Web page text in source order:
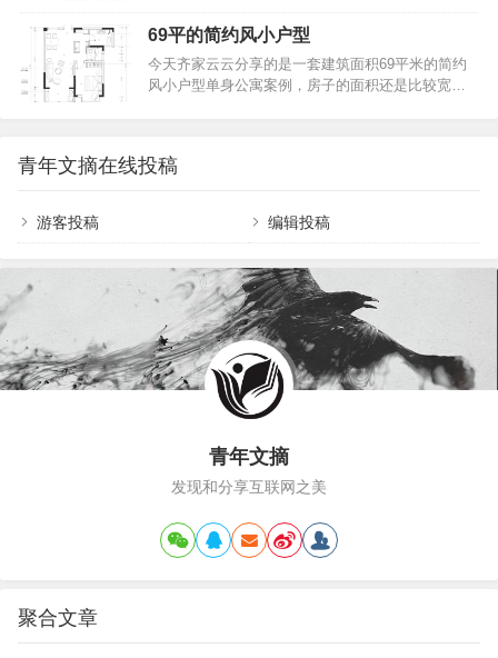
的居所，那什么样的房子适合现在的农村建造呢？
下面美墅住宅给大家介绍一款美观又实用的别墅户
墅，这栋自建别墅的造型非常新颖，非常大方时
尚。灰白色的外墙，不…
房，依旧想回农村老家建房，这又是为什么呢？不
少人表示城市的日渐高涨的房价，让他们无法承
受，在农村老家，最不济还有一块地，或建房或种
地或发展副业，心里总安定些。有人说，那是为了
墅，无疑宣告了你的财富和地位。也有人说，那是
为了老人。毕竟父母在老家呆了大半辈子，在城里
又过不习惯。老人家安…
69平的简约风小户型
今天齐家云云分享的是一套建筑面积69平米的简约
风小户型单身公寓案例，房子的面积还是比较宽敞
吧，希望大家喜欢~69平的简约风小户型，卫生间洗
手台的镜面柜，设计的很赞平面布置图69平的简约
风小户型，卫生间洗手台的镜面柜，设计的很赞入
户的玄关走廊被放在了入户门的侧方，通往厨房的
一侧的墙面摆放穿衣镜，方便出门前整理仪容。69
平的简约…
青年文摘在线投稿
游客投稿 编辑投稿
青年文摘
发现和分享互联网之美
聚合文章